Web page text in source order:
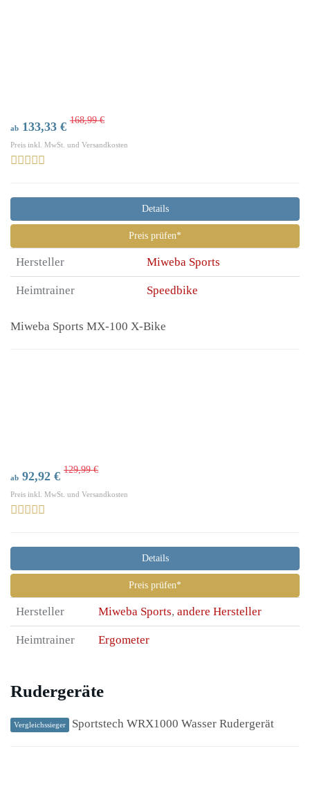
ab 133,33 € 168,99 €
Preis inkl. MwSt. und Versandkosten
Details
Preis prüfen*
Hersteller Miweba Sports
Heimtrainer Speedbike
Miweba Sports MX-100 X-Bike
ab 92,92 € 129,99 €
Preis inkl. MwSt. und Versandkosten
Details
Preis prüfen*
Hersteller Miweba Sports, andere Hersteller
Heimtrainer Ergometer
Rudergeräte
Vergleichssieger Sportstech WRX1000 Wasser Rudergerät